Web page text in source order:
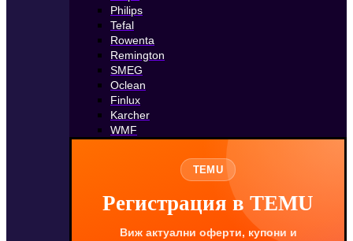
Philips
Tefal
Rowenta
Remington
SMEG
Oclean
Finlux
Karcher
WMF
TEMU
Регистрация в TEMU
Виж актуални оферти, купони и